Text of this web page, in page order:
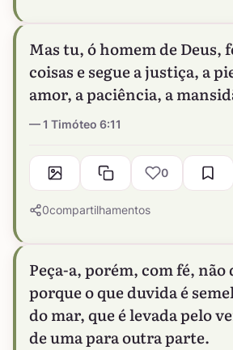
Mas tu, ó homem de Deus,
coisas e segue a justiça, a
amor, a paciência, a
1 Timóteo 6:11
0
0compartilhamentos
Peça-a, porém, com fé,
porque o que duvida é
do mar, que é levada pelo
de uma para outra parte.